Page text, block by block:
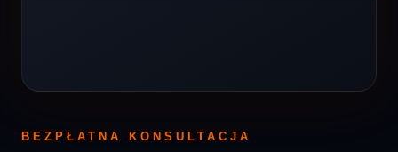
BEZPŁATNA KONSULTACJA